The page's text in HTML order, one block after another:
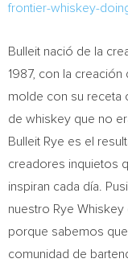
frontier-whiskey-
Bulleit nació de la
1987, con la
molde con su receta
de whiskey que no
Bulleit Rye es el
creadores inquietos
inspiran cada día.
nuestro Rye
porque sabemos
comunidad de